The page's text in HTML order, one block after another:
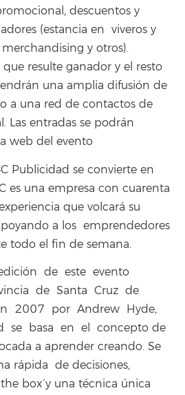
descuentos y
(estancia en viveros y
y otros).
resulte ganador y el resto
una amplia difusión de
a una red de contactos de
Las entradas se podrán
web del evento
Publicidad se convierte en
es una empresa con cuarenta
que volcará su
a los emprendedores
todo el fin de semana.
de este evento
de Santa Cruz de
2007 por Andrew Hyde,
se basa en el concepto de
a aprender creando. Se
rápida de decisiones,
box´ y una técnica única